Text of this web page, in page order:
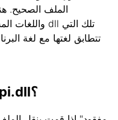
تتطابق لغتها مع لغة
أين يجب أن تضعadbwinapi.dll؟